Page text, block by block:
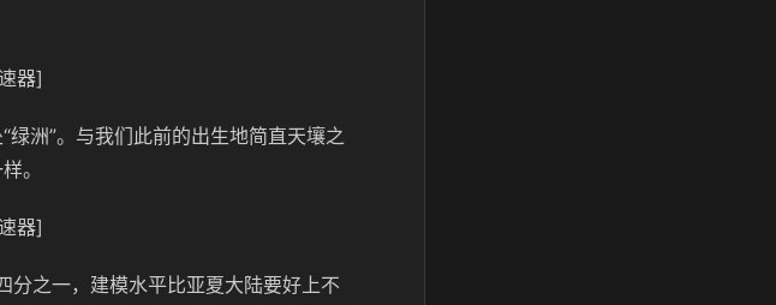
器]
洲”。与我们此前的出生地简直天壤之
。
器]
分之一，建模水平比亚夏大陆要好上不